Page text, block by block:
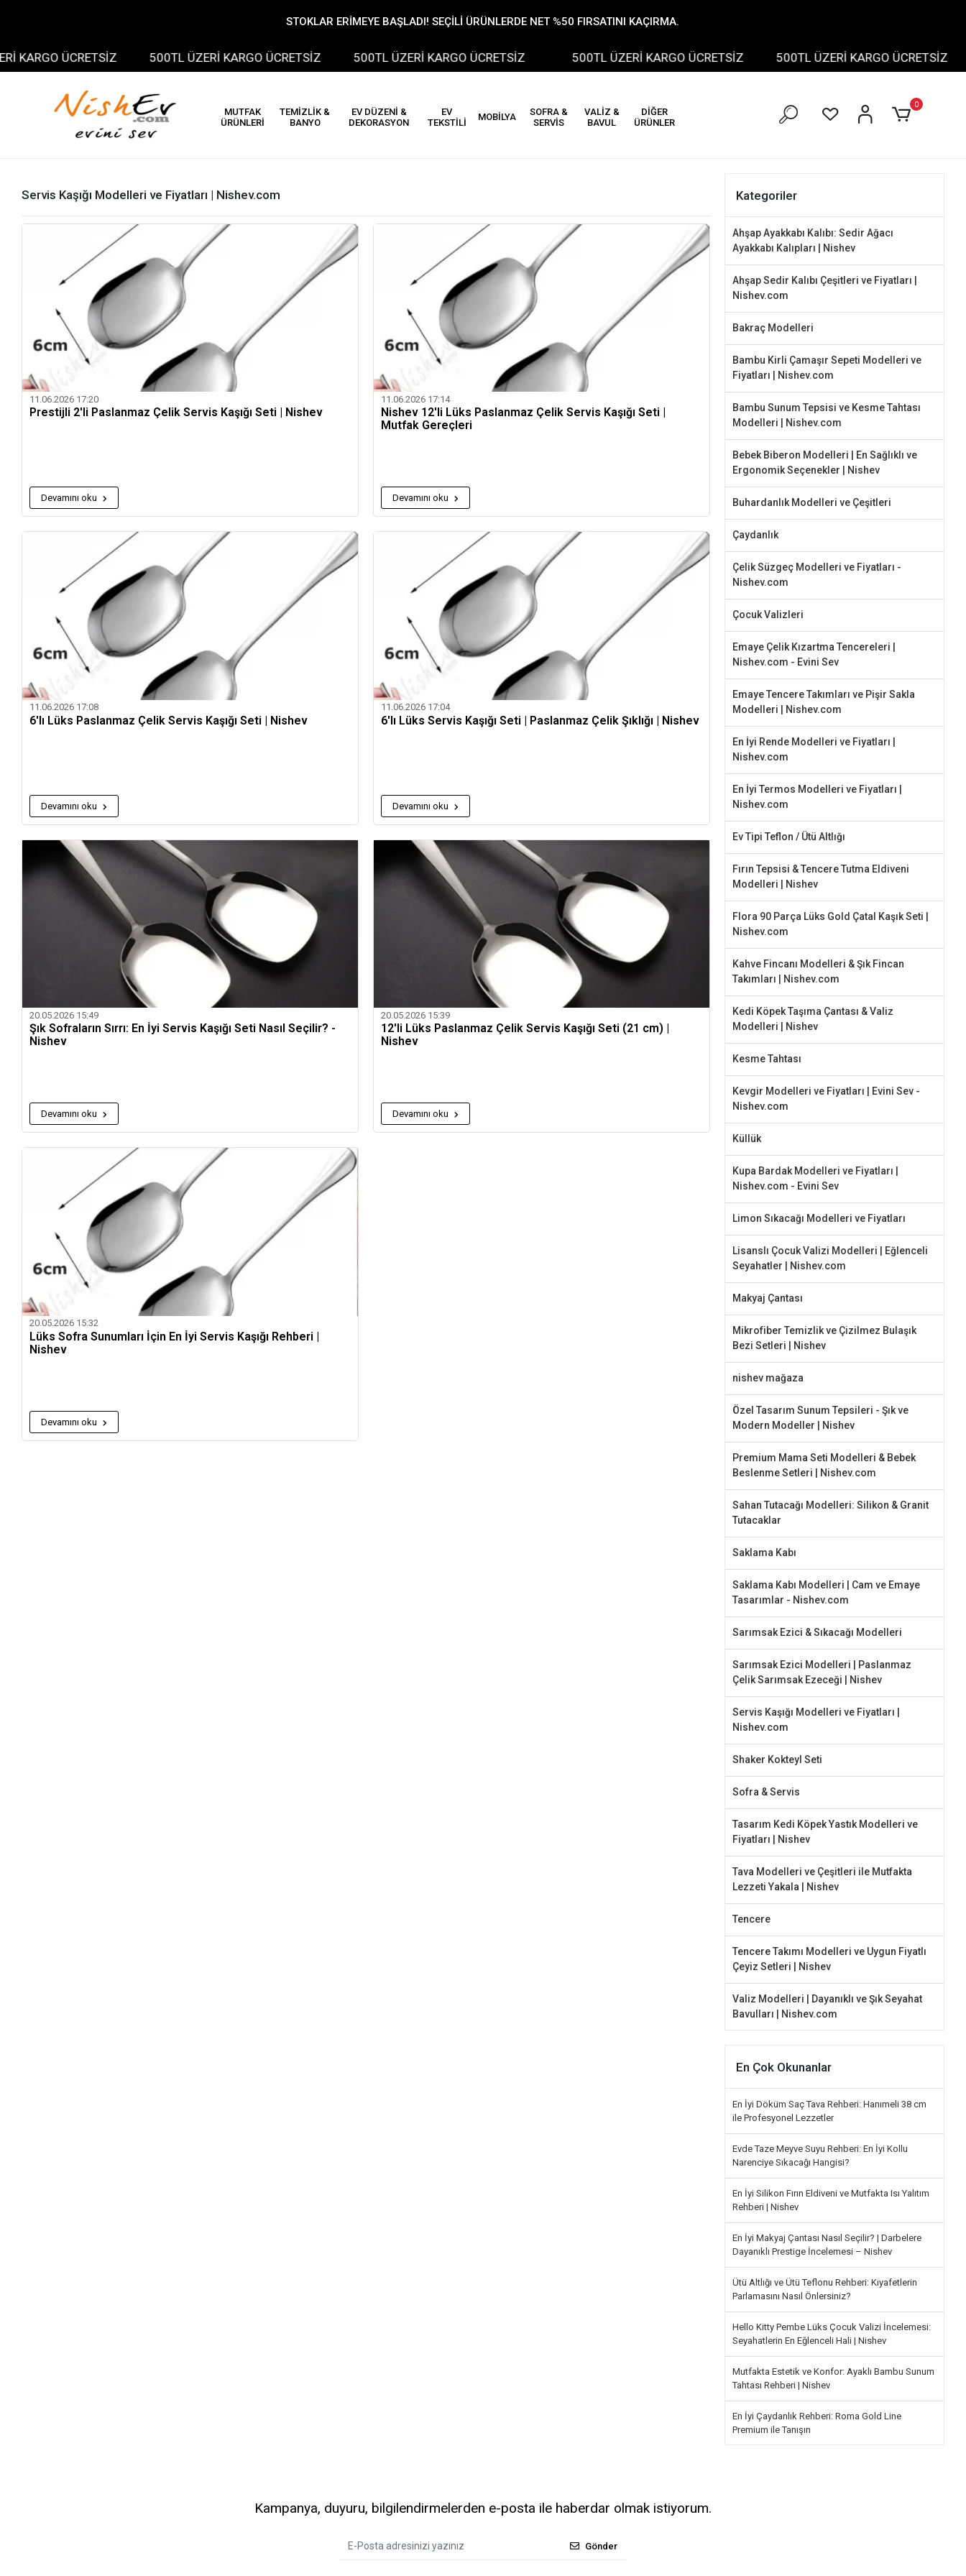
STOKLAR ERİMEYE BAŞLADI! SEÇİLİ ÜRÜNLERDE NET %50 FIRSATINI KAÇIRMA.
ÜCRETSİZ 500TL ÜZERİ KARGO ÜCRETSİZ 500TL ÜZERİ KARGO ÜCRETSİZ 500TL ÜZERİ KARGO ÜCRETSİZ 500TL ÜZERİ KARGO ÜCRETSİZ
MUTFAK
ÜRÜNLERİ
TEMİZLİK &
BANYO
EV DÜZENİ &
DEKORASYON
EV
TEKSTİLİ
MOBİLYA
SOFRA &
SERVİS
VALİZ &
BAVUL
DİĞER
ÜRÜNLER
0
Servis Kaşığı Modelleri ve Fiyatları | Nishev.com
11.06.2026 17:20
Prestijli 2'li Paslanmaz Çelik Servis Kaşığı Seti | Nishev
Devamını oku
11.06.2026 17:14
Nishev 12'li Lüks Paslanmaz Çelik Servis Kaşığı Seti |
Mutfak Gereçleri
Devamını oku
11.06.2026 17:08
6'lı Lüks Paslanmaz Çelik Servis Kaşığı Seti | Nishev
Devamını oku
11.06.2026 17:04
6'lı Lüks Servis Kaşığı Seti | Paslanmaz Çelik Şıklığı | Nishev
Devamını oku
20.05.2026 15:49
Şık Sofraların Sırrı: En İyi Servis Kaşığı Seti Nasıl Seçilir? -
Nishev
Devamını oku
20.05.2026 15:39
12'li Lüks Paslanmaz Çelik Servis Kaşığı Seti (21 cm) |
Nishev
Devamını oku
20.05.2026 15:32
Lüks Sofra Sunumları İçin En İyi Servis Kaşığı Rehberi |
Nishev
Devamını oku
Kategoriler
Ahşap Ayakkabı Kalıbı: Sedir Ağacı
Ayakkabı Kalıpları | Nishev
Ahşap Sedir Kalıbı Çeşitleri ve Fiyatları |
Nishev.com
Bakraç Modelleri
Bambu Kirli Çamaşır Sepeti Modelleri ve
Fiyatları | Nishev.com
Bambu Sunum Tepsisi ve Kesme Tahtası
Modelleri | Nishev.com
Bebek Biberon Modelleri | En Sağlıklı ve
Ergonomik Seçenekler | Nishev
Buhardanlık Modelleri ve Çeşitleri
Çaydanlık
Çelik Süzgeç Modelleri ve Fiyatları -
Nishev.com
Çocuk Valizleri
Emaye Çelik Kızartma Tencereleri |
Nishev.com - Evini Sev
Emaye Tencere Takımları ve Pişir Sakla
Modelleri | Nishev.com
En İyi Rende Modelleri ve Fiyatları |
Nishev.com
En İyi Termos Modelleri ve Fiyatları |
Nishev.com
Ev Tipi Teflon / Ütü Altlığı
Fırın Tepsisi & Tencere Tutma Eldiveni
Modelleri | Nishev
Flora 90 Parça Lüks Gold Çatal Kaşık Seti |
Nishev.com
Kahve Fincanı Modelleri & Şık Fincan
Takımları | Nishev.com
Kedi Köpek Taşıma Çantası & Valiz
Modelleri | Nishev
Kesme Tahtası
Kevgir Modelleri ve Fiyatları | Evini Sev -
Nishev.com
Küllük
Kupa Bardak Modelleri ve Fiyatları |
Nishev.com - Evini Sev
Limon Sıkacağı Modelleri ve Fiyatları
Lisanslı Çocuk Valizi Modelleri | Eğlenceli
Seyahatler | Nishev.com
Makyaj Çantası
Mikrofiber Temizlik ve Çizilmez Bulaşık
Bezi Setleri | Nishev
nishev mağaza
Özel Tasarım Sunum Tepsileri - Şık ve
Modern Modeller | Nishev
Premium Mama Seti Modelleri & Bebek
Beslenme Setleri | Nishev.com
Sahan Tutacağı Modelleri: Silikon & Granit
Tutacaklar
Saklama Kabı
Saklama Kabı Modelleri | Cam ve Emaye
Tasarımlar - Nishev.com
Sarımsak Ezici & Sıkacağı Modelleri
Sarımsak Ezici Modelleri | Paslanmaz
Çelik Sarımsak Ezeceği | Nishev
Servis Kaşığı Modelleri ve Fiyatları |
Nishev.com
Shaker Kokteyl Seti
Sofra & Servis
Tasarım Kedi Köpek Yastık Modelleri ve
Fiyatları | Nishev
Tava Modelleri ve Çeşitleri ile Mutfakta
Lezzeti Yakala | Nishev
Tencere
Tencere Takımı Modelleri ve Uygun Fiyatlı
Çeyiz Setleri | Nishev
Valiz Modelleri | Dayanıklı ve Şık Seyahat
Bavulları | Nishev.com
En Çok Okunanlar
En İyi Döküm Saç Tava Rehberi: Hanımeli 38 cm
ile Profesyonel Lezzetler
Evde Taze Meyve Suyu Rehberi: En İyi Kollu
Narenciye Sıkacağı Hangisi?
En İyi Silikon Fırın Eldiveni ve Mutfakta Isı Yalıtım
Rehberi | Nishev
En İyi Makyaj Çantası Nasıl Seçilir? | Darbelere
Dayanıklı Prestige İncelemesi – Nishev
Ütü Altlığı ve Ütü Teflonu Rehberi: Kıyafetlerin
Parlamasını Nasıl Önlersiniz?
Hello Kitty Pembe Lüks Çocuk Valizi İncelemesi:
Seyahatlerin En Eğlenceli Hali | Nishev
Mutfakta Estetik ve Konfor: Ayaklı Bambu Sunum
Tahtası Rehberi | Nishev
En İyi Çaydanlık Rehberi: Roma Gold Line
Premium ile Tanışın
Kampanya, duyuru, bilgilendirmelerden e-posta ile haberdar olmak istiyorum.
Gönder